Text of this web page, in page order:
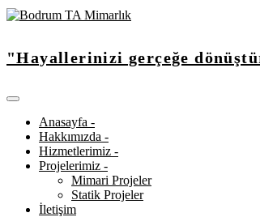
"Hayallerinizi gerçeğe
Anasayfa -
Hakkımızda -
Hizmetlerimiz -
Projelerimiz -
Mimari Projeler
Statik Projeler
İletişim